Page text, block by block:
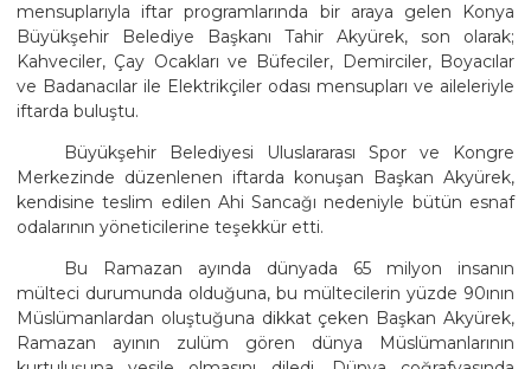
mensuplarıyla iftar programlarında bir araya gelen Konya
Büyükşehir Belediye Başkanı Tahir Akyürek, son olarak;
Kahveciler, Çay Ocakları ve Büfeciler, Demirciler, Boyacılar
ve Badanacılar ile Elektrikçiler odası mensupları ve aileleriyle
iftarda buluştu.
Büyükşehir Belediyesi Uluslararası Spor ve Kongre
Merkezinde düzenlenen iftarda konuşan Başkan Akyürek,
kendisine teslim edilen Ahi Sancağı nedeniyle bütün esnaf
odalarının yöneticilerine teşekkür etti.
Bu Ramazan ayında dünyada 65 milyon insanın
mülteci durumunda olduğuna, bu mültecilerin yüzde 90ının
Müslümanlardan oluştuğuna dikkat çeken Başkan Akyürek,
Ramazan ayının zulüm gören dünya Müslümanlarının